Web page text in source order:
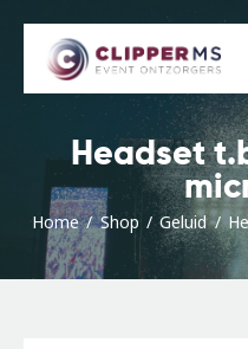
Headset
Home Shop Geluid
Home
Catalogus
Offerte
Contact